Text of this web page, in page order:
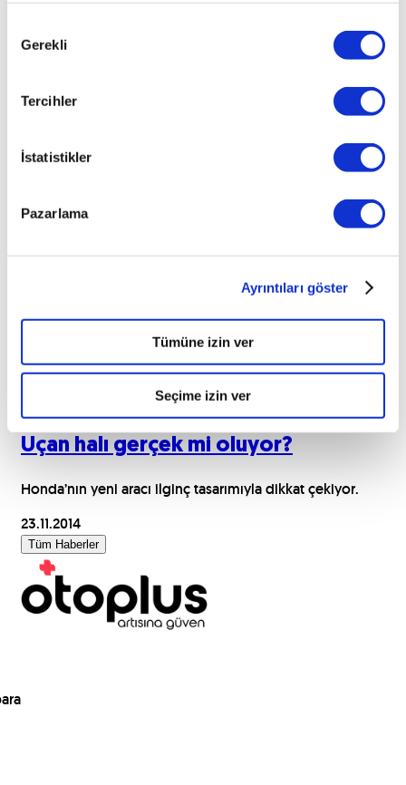
Seçimi
Gerekli
Tercihler
İstatistikler
Pazarlama
Ayrıntıları göster
Tümüne izin ver
Seçime izin ver
Yaz aylarının geride bırakılmasıyla birlikte otomobil
Uçan halı gerçek mi oluyor?
Honda’nın yeni aracı ilginç tasarımıyla dikkat çekiyor.
23.11.2014
Tüm Haberler